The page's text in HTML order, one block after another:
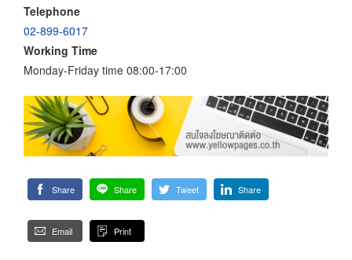
Telephone
02-899-6017
Working Time
Monday-Friday time 08:00-17:00
Share Share Tweet Share
Email Print